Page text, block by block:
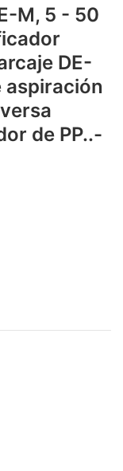
M, 5 - 50
DE-
aspiración
de PP..-